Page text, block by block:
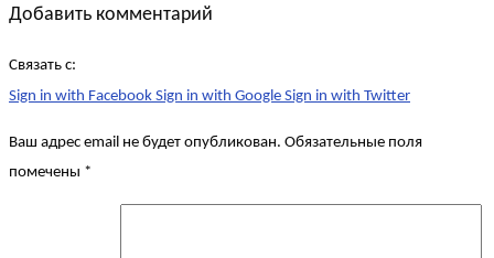
Добавить комментарий
Связать с:
Sign in with Facebook Sign in with Google Sign in with Twitter
Ваш адрес email не будет опубликован. Обязательные поля
помечены *